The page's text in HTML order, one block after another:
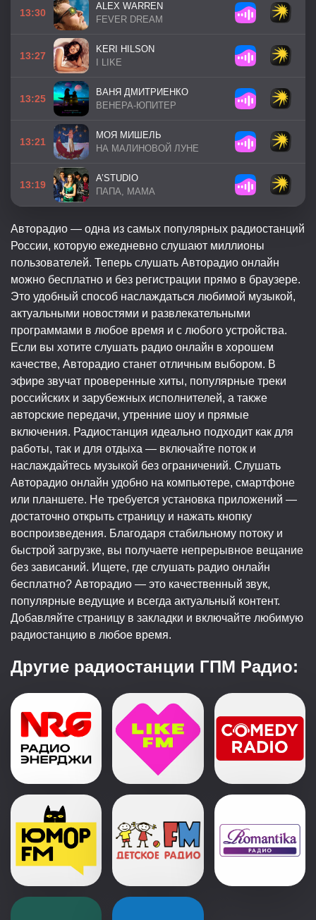
13:30
ALEX WARREN
FEVER DREAM
13:27
KERI HILSON
I LIKE
13:25
ВАНЯ ДМИТРИЕНКО
ВЕНЕРА-ЮПИТЕР
13:21
МОЯ МИШЕЛЬ
НА МАЛИНОВОЙ ЛУНЕ
13:19
A’STUDIO
ПАПА, МАМА
Авторадио — одна из самых популярных радиостанций
России, которую ежедневно слушают миллионы
пользователей. Теперь слушать Авторадио онлайн
можно бесплатно и без регистрации прямо в браузере.
Это удобный способ наслаждаться любимой музыкой,
актуальными новостями и развлекательными
программами в любое время и с любого устройства.
Если вы хотите слушать радио онлайн в хорошем
качестве, Авторадио станет отличным выбором. В
эфире звучат проверенные хиты, популярные треки
российских и зарубежных исполнителей, а также
авторские передачи, утренние шоу и прямые
включения. Радиостанция идеально подходит как для
работы, так и для отдыха — включайте поток и
наслаждайтесь музыкой без ограничений. Слушать
Авторадио онлайн удобно на компьютере, смартфоне
или планшете. Не требуется установка приложений —
достаточно открыть страницу и нажать кнопку
воспроизведения. Благодаря стабильному потоку и
быстрой загрузке, вы получаете непрерывное вещание
без зависаний. Ищете, где слушать радио онлайн
бесплатно? Авторадио — это качественный звук,
популярные ведущие и всегда актуальный контент.
Добавляйте страницу в закладки и включайте любимую
радиостанцию в любое время.
Другие радиостанции ГПМ Радио: